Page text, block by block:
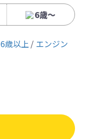
6歳〜
6歳以上
エンジン